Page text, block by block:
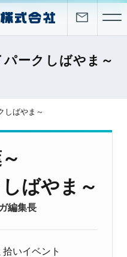
ークしばやま～
しばやま～
ばやま～
編集長
いイベント